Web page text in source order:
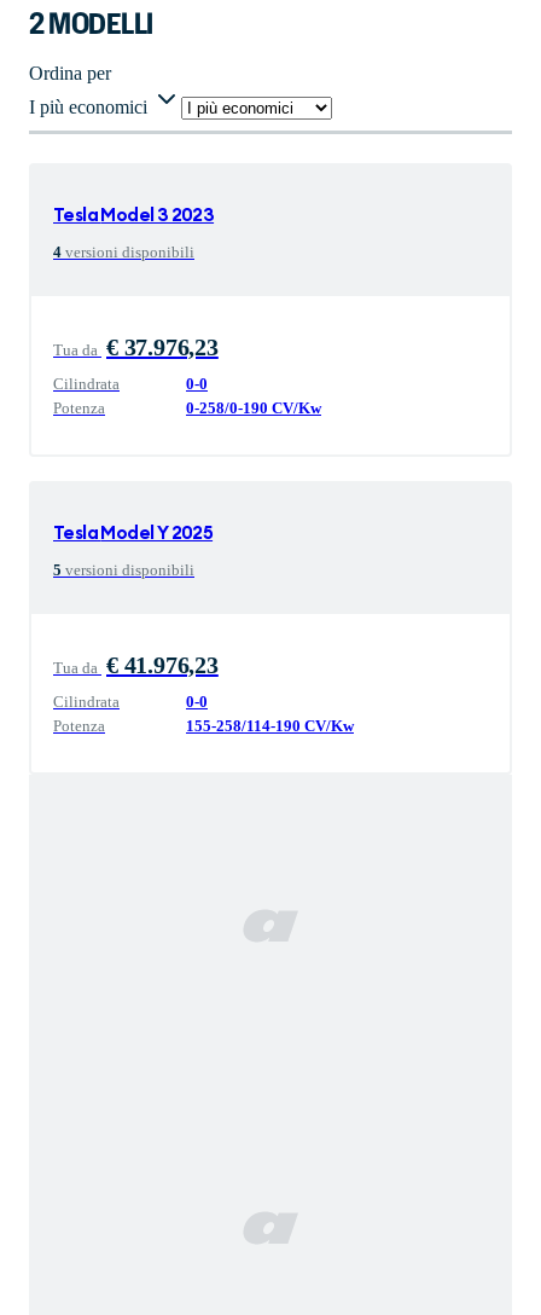
2 MODELLI
Ordina per
I più economici
Tesla Model 3 2023
4 versioni disponibili
Tua da € 37.976,23
Cilindrata 0-0
Potenza
0-258/0-190 CV/Kw
Tesla Model Y 2025
5 versioni disponibili
Tua da € 41.976,23
Cilindrata 0-0
Potenza
155-258/114-190 CV/Kw